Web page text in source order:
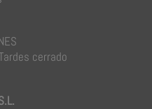
cerrado